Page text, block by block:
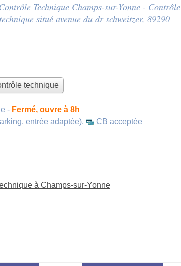
Technique Champs-sur-Yonne - Contrôle
situé avenue du dr schweitzer, 89290
technique
- Fermé, ouvre à 8h
entrée adaptée),
CB acceptée
à Champs-sur-Yonne